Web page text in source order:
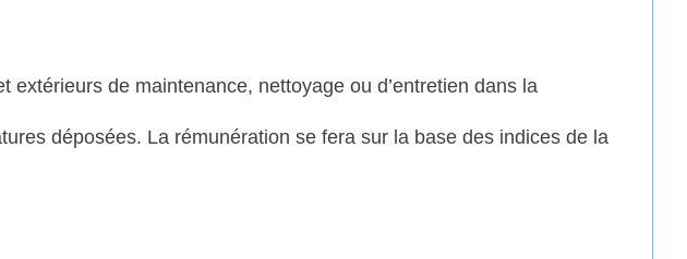
de maintenance, nettoyage ou d’entretien dans la
déposées. La rémunération se fera sur la base des indices de la